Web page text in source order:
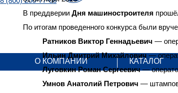
О КОМПАНИИ КАТАЛОГ
В преддверии Дня машиностроителя
По итогам проведенного конкурса были
Ратников Виктор Геннадьевич —
Ильин Дмитрий Михайлович—
Луговкин Роман Сергеевич—
Умнов Анатолий Петрович —